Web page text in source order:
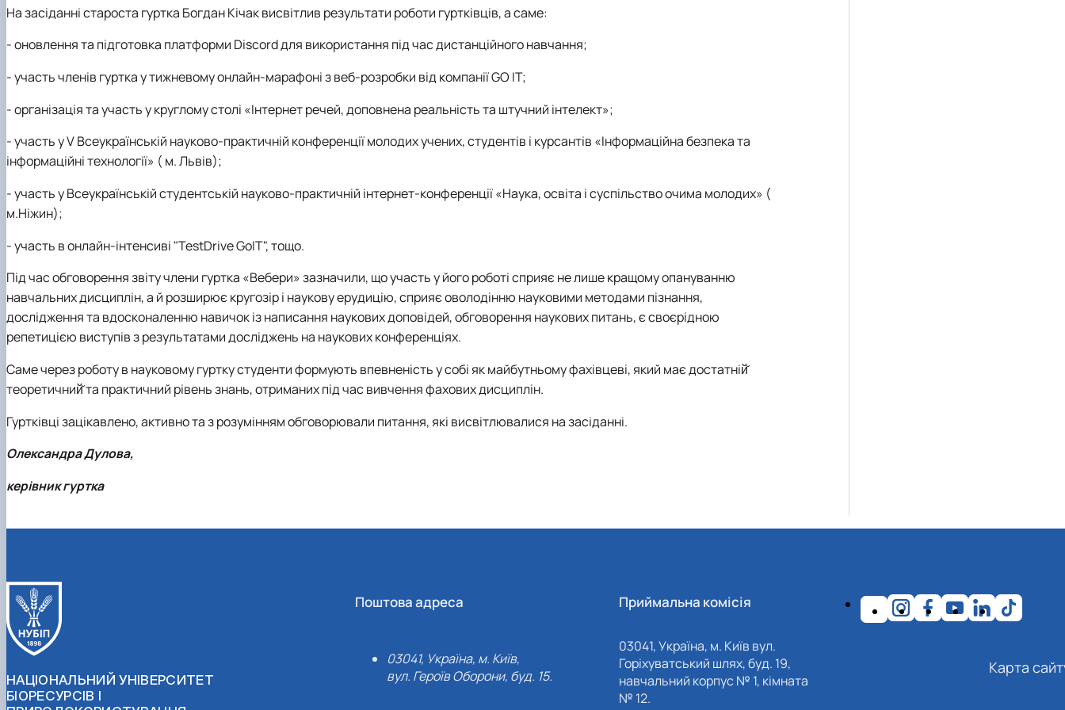
На засіданні староста гуртка Богдан Кічак висвітлив результати роботи гуртківців, а саме:
- оновлення та підготовка платформи Discord для використання під час дистанційного навчання;
- участь членів гуртка у тижневому онлайн-марафоні з веб-розробки від компанії GO IT;
- організація та участь у круглому столі «Інтернет речей, доповнена реальність та штучний інтелект»;
- участь у V Всеукраїнській науково-практичній конференції молодих учених, студентів і курсантів «Інформаційна безпека та
інформаційні технології» ( м. Львів);
- участь у Всеукраїнській студентській науково-практичній інтернет-конференції «Наука, освіта і суспільство очима молодих» (
м.Ніжин);
- участь в онлайн-інтенсиві "TestDrive GoIT", тощо.
Під час обговорення звіту члени гуртка «Вебери» зазначили, що участь у його роботі сприяє не лише кращому опануванню
навчальних дисциплін, а й розширює кругозір і наукову ерудицію, сприяє оволодінню науковими методами пізнання,
дослідження та вдосконаленню навичок із написання наукових доповідей, обговорення наукових питань, є своєрідною
репетицією виступів з результатами досліджень на наукових конференціях.
Саме через роботу в науковому гуртку студенти формують впевненість у собі як майбутньому фахівцеві, який має достатній̆
теоретичний̆ та практичний рівень знань, отриманих під час вивчення фахових дисциплін.
Гуртківці зацікавлено, активно та з розумінням обговорювали питання, які висвітлювалися на засіданні.
Олександра Дулова,
керівник гуртка
НАЦІОНАЛЬНИЙ УНІВЕРСИТЕТ
БІОРЕСУРСІВ І
Поштова адреса
03041, Україна, м. Київ,
вул. Героїв Оборони, буд. 15.
Приймальна комісія
03041, Україна, м. Київ вул.
Горіхуватський шлях, буд. 19,
навчальний корпус № 1, кімната
№ 12.
Карта